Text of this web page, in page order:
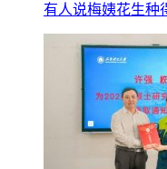
有人说梅姨花生种